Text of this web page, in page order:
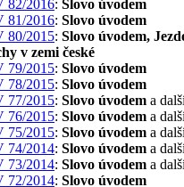
82/2016: Slovo úvodem
81/2016: Slovo úvodem
80/2015: Slovo úvodem,
v zemi české
79/2015: Slovo úvodem
78/2015: Slovo úvodem
77/2015: Slovo úvodem a
76/2015: Slovo úvodem a
75/2015: Slovo úvodem a
74/2014: Slovo úvodem a
73/2014: Slovo úvodem a
72/2014: Slovo úvodem